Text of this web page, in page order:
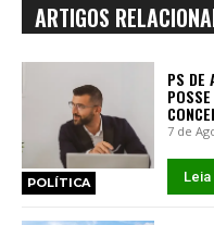
ARTIGOS
POLÍTICA
PS DE
7 de
Leia